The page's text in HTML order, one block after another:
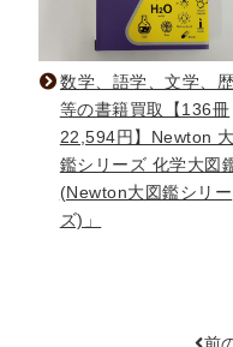
数学、語学、文学、
等の書籍買取【136冊
22,594円】Newton
鑑シリーズ 化学大図
(Newton大図鑑シリー
ズ)」